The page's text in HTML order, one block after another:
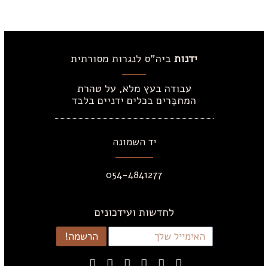
ידנות ביה"ס לנגרות מסורתית
עבודה בעץ מלא, על טהרת
המחבַּרים בכלים ידניים בלבד
יד השמונה
054-4841277
לחדשות ועידכונים
הרשמה!